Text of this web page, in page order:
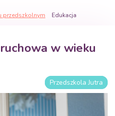
przedszkolnym Edukacja
w wieku
Przedszkola Jutra